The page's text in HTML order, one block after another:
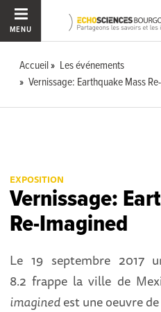
MENU
Accueil
Les événements
Vernissage: Earthquake Mass
EXPOSITION
Vernissage:
Re-Imagined
Le 19 septembre 2017
8.2 frappe la ville de
imaginedest une oeuvre